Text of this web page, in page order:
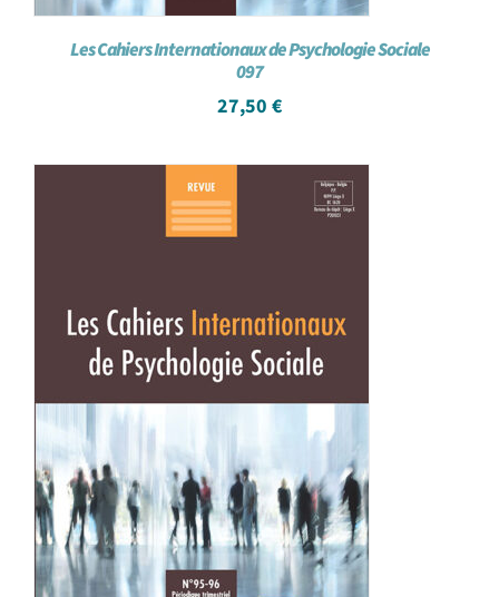
Les Cahiers Internationaux de Psychologie Sociale
097
27,50 €